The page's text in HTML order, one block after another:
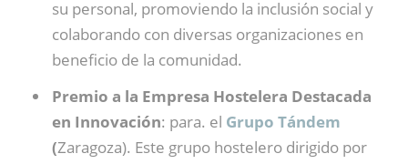
su personal, promoviendo la inclusión social y
colaborando con diversas organizaciones en
beneficio de la comunidad.
Premio a la Empresa Hostelera Destacada
en Innovación: para. el Grupo Tándem
(Zaragoza). Este grupo hostelero dirigido por